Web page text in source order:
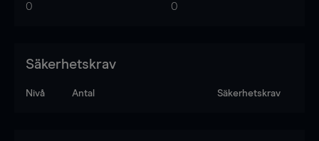
0 0
Säkerhetskrav
Nivå Antal Säkerhetskrav